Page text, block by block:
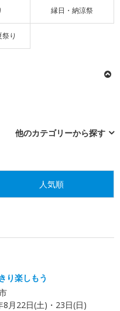
縁日・納涼祭
り
他のカテゴリーから探す
人気順
り楽しもう
8月22日(土)・23日(日)